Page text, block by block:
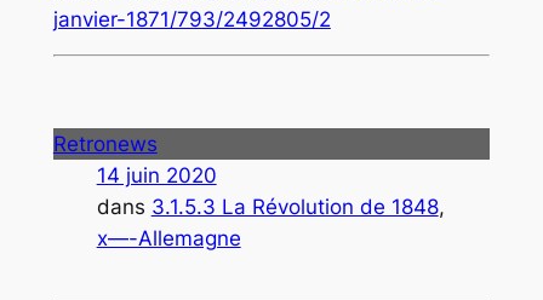
janvier-1871/793/2492805/2
Retronews
14 juin 2020
dans 3.1.5.3 La Révolution de 1848
x—-Allemagne